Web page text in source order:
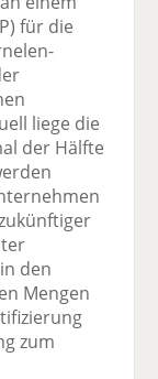
für die
liege die
der Hälfte
den
Mengen
zum